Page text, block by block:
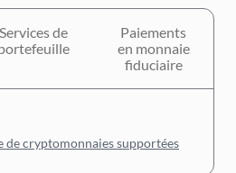
Services de
Paiements
en monnaie
fiduciaire
de cryptomonnaies supportées